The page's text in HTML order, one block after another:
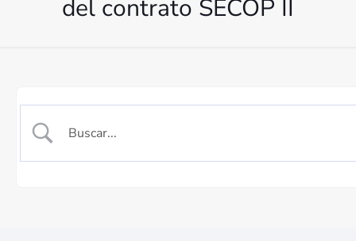
del contrato SECOP II